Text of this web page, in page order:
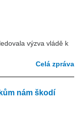
výzva vládě k
Celá zpráva
nám škodí